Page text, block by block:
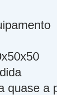
quase a